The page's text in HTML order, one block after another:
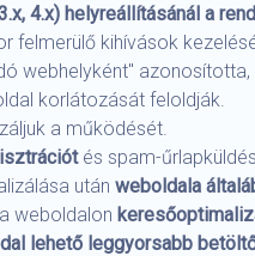
4.x) helyreállításánál a
felmerülő kihívások
webhelyként" azonosította,
korlátozását feloldják.
a működését.
és spam-
után weboldala
weboldalon
lehető leggyorsabb